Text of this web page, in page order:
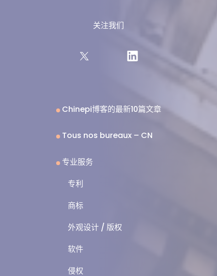
Chinepi博客的最新10篇文章
Tous nos bureaux – CN
专业服务
专利
商标
外观设计 / 版权
软件
侵权
关注我们